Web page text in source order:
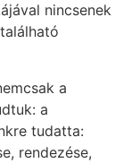
nincsenek
a
a
tudatta:
rendezése,